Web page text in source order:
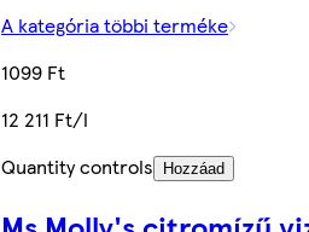
A kategória többi terméke
1099 Ft
12 211 Ft/l
Quantity controls
Hozzáad